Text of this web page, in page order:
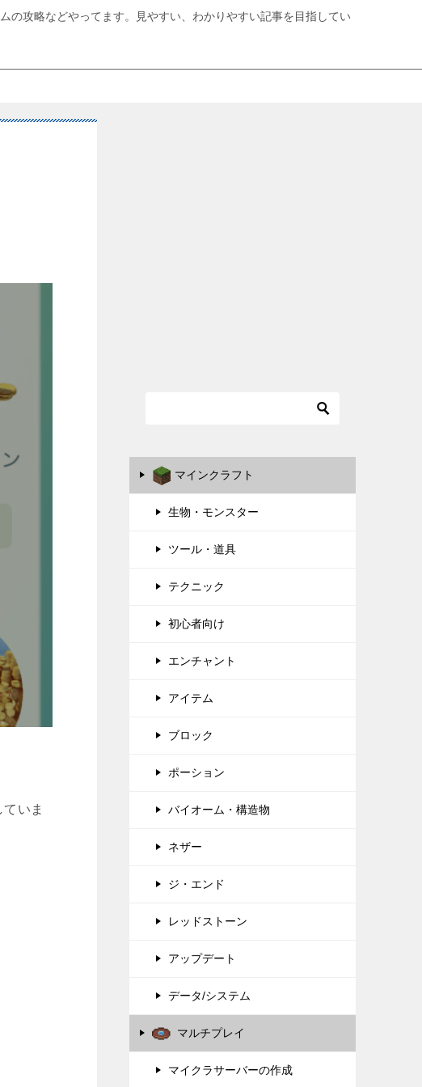
の攻略などやってます。見やすい、わかりやすい記事を目指してい
いま
マインクラフト
生物・モンスター
ツール・道具
テクニック
初心者向け
エンチャント
アイテム
ブロック
ポーション
バイオーム・構造物
ネザー
ジ・エンド
レッドストーン
アップデート
データ/システム
マルチプレイ
マイクラサーバーの作成